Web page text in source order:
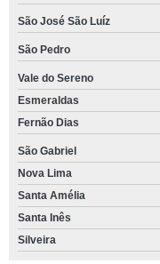
São José São Luíz
São Pedro
Vale do Sereno
Esmeraldas
Fernão Dias
São Gabriel
Nova Lima
Santa Amélia
Santa Inês
Silveira